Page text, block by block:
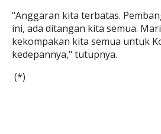
"Anggaran kita terbatas.
ini, ada ditangan kita semua.
kekompakan kita semua untuk
kedepannya," tutupnya.
(*)